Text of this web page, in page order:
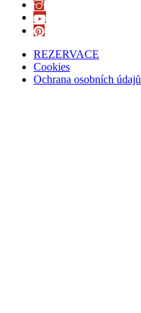
REZERVACE
Cookies
Ochrana osobních údajů